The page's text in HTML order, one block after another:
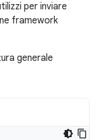
per inviare
framework
generale